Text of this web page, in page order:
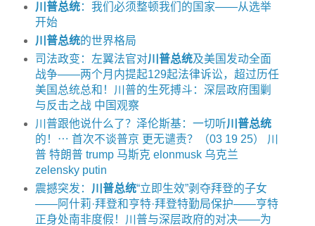
川普总统：我们必须整顿我们的国家——从选举
开始
川普总统的世界格局
司法政变：左翼法官对川普总统及美国发动全面
战争——两个月内提起129起法律诉讼，超过历任
美国总统总和！川普的生死搏斗：深层政府围剿
与反击之战 中国观察
川普跟他说什么了？泽伦斯基：一切听川普总统
的！⋯ 首次不谈普京 更无谴责？（03 19 25） 川
普 特朗普 trump 马斯克 elonmusk 乌克兰
zelensky putin
震撼突发： 川普总统“立即生效”剥夺拜登的子女
——阿什莉·拜登和亨特·拜登特勤局保护——亨特
正身处南非度假！川普与深层政府的对决——为